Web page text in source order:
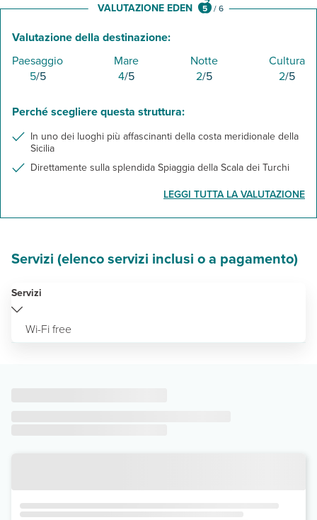
VALUTAZIONE EDEN 5 /6
Valutazione della destinazione:
Paesaggio
5/5
Mare
4/5
Notte
2/5
Cultura
2/5
Perché scegliere questa struttura:
In uno dei luoghi più affascinanti della costa meridionale della
Sicilia
Direttamente sulla splendida Spiaggia della Scala dei Turchi
LEGGI TUTTA LA VALUTAZIONE
Servizi (elenco servizi inclusi o a pagamento)
Servizi
Wi-Fi free